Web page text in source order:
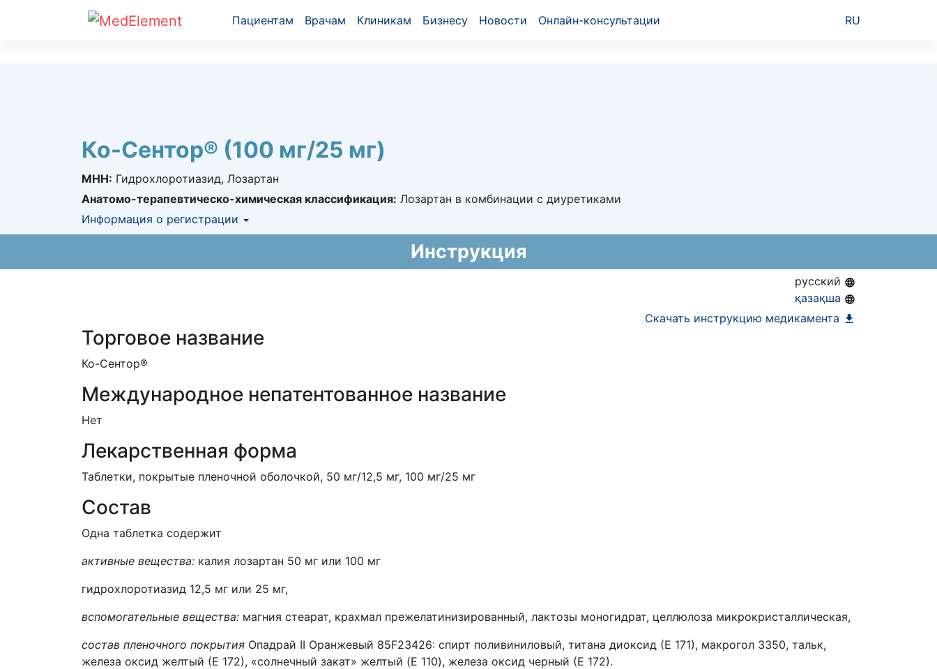
Пациентам Врачам Клиникам Бизнесу Новости Онлайн-консультации RU
Ко-Сентор® (100 мг/25 мг)
МНН: Гидрохлоротиазид, Лозартан
Анатомо-терапевтическо-химическая классификация: Лозартан в комбинации с диуретиками
Информация о регистрации
Инструкция
русский
қазақша
Скачать инструкцию медикамента
Торговое название
Ко-Сентор®
Международное непатентованное название
Нет
Лекарственная форма
Таблетки, покрытые пленочной оболочкой, 50 мг/12,5 мг, 100 мг/25 мг
Состав
Одна таблетка содержит
активные вещества: калия лозартан 50 мг или 100 мг
гидрохлоротиазид 12,5 мг или 25 мг,
вспомогательные вещества: магния стеарат, крахмал прежелатинизированный, лактозы моногидрат, целлюлоза микрокристаллическая,
состав пленочного покрытия Опадрай II Оранжевый 85F23426: спирт поливиниловый, титана диоксид (Е 171), макрогол 3350, тальк,
железа оксид желтый (Е 172), «солнечный закат» желтый (E 110), железа оксид черный (Е 172).